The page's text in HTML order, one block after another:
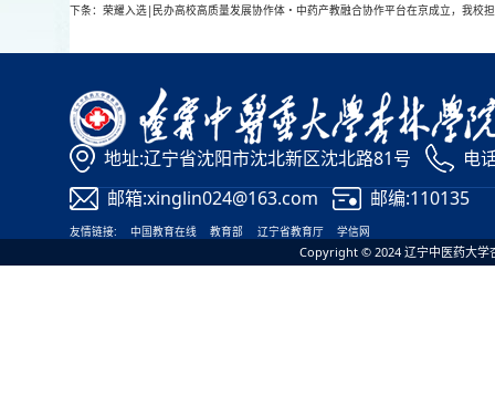
下条：荣耀入选|民办高校高质量发展协作体・中药产教融合协作平台在京成立，我校
地址:辽宁省沈阳市沈北新区沈北路81号
电
邮箱:xinglin024@163.com
邮编:110135
友情链接: 中国教育在线 教育部 辽宁省教育厅 学信网
Copyright © 2024 辽宁中医药大